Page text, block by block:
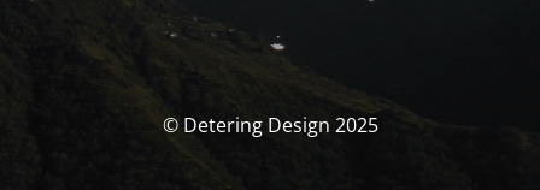
© Detering Design 2025